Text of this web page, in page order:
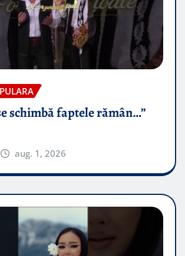
schimbă faptele rămân…”
aug. 1, 2026